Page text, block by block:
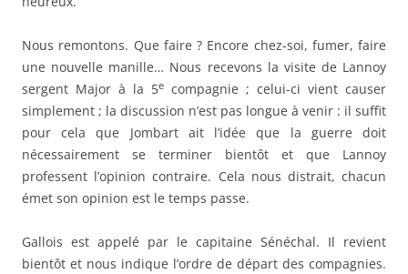
Nous remontons. Que faire ? Encore chez-soi, fumer, faire
une nouvelle manille… Nous recevons la visite de Lannoy
sergent Major à la 5e compagnie ; celui-ci vient causer
simplement ; la discussion n’est pas longue à venir : il suffit
pour cela que Jombart ait l’idée que la guerre doit
nécessairement se terminer bientôt et que Lannoy
professent l’opinion contraire. Cela nous distrait, chacun
émet son opinion est le temps passe.
Gallois est appelé par le capitaine Sénéchal. Il revient
bientôt et nous indique l’ordre de départ des compagnies.